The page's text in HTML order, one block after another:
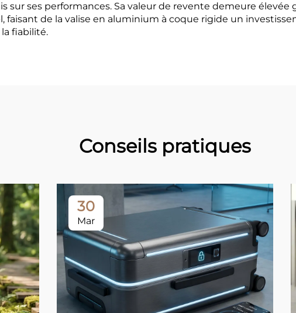
ses performances. Sa valeur de revente demeure élevée
faisant de la valise en aluminium à coque rigide un
fiabilité.
Conseils pratiques
30
Mar